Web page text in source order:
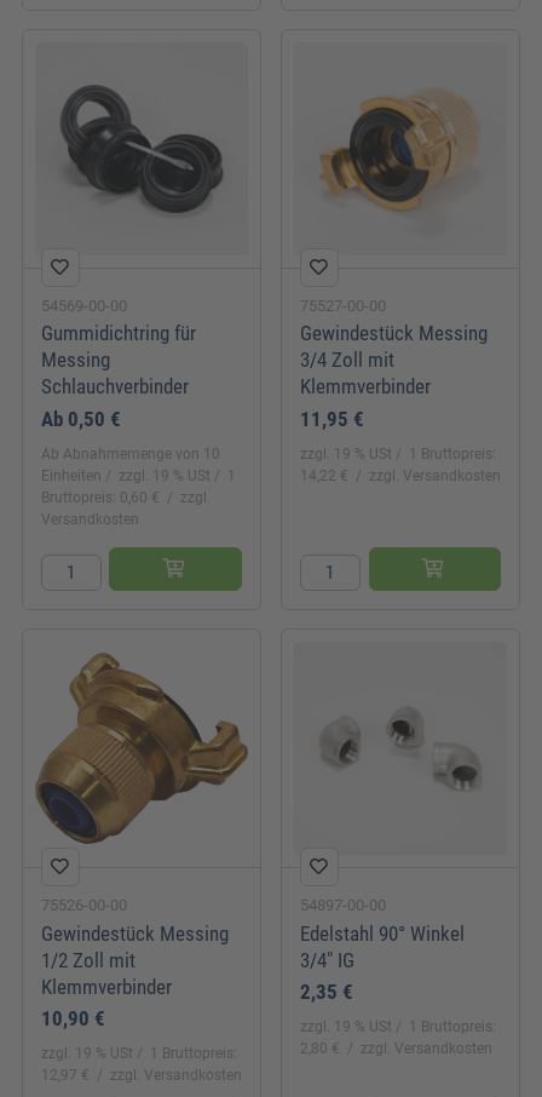
54569-00-00
Gummidichtring für
Messing
Schlauchverbinder
Ab 0,50 €
Ab Abnahmemenge von 10
Einheiten
zzgl. 19 % USt
1
Bruttopreis: 0,60 €
zzgl.
Versandkosten
75527-00-00
Gewindestück Messing
3/4 Zoll mit
Klemmverbinder
11,95 €
zzgl. 19 % USt
1 Bruttopreis:
14,22 €
zzgl. Versandkosten
75526-00-00
Gewindestück Messing
1/2 Zoll mit
Klemmverbinder
10,90 €
zzgl. 19 % USt
1 Bruttopreis:
12,97 €
zzgl. Versandkosten
54897-00-00
Edelstahl 90° Winkel
3/4" IG
2,35 €
zzgl. 19 % USt
1 Bruttopreis:
2,80 €
zzgl. Versandkosten